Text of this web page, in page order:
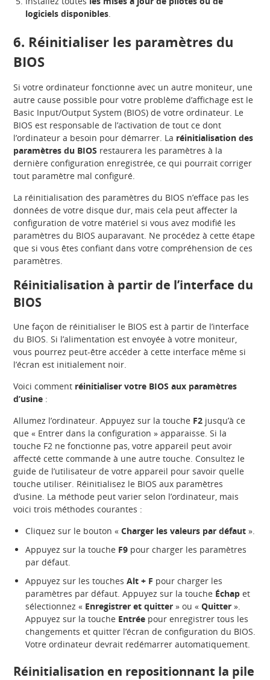
logiciels disponibles.
6. Réinitialiser les paramètres du
BIOS
Si votre ordinateur fonctionne avec un autre moniteur, une
autre cause possible pour votre problème d’affichage est le
Basic Input/Output System (BIOS) de votre ordinateur. Le
BIOS est responsable de l’activation de tout ce dont
l’ordinateur a besoin pour démarrer. La réinitialisation des
paramètres du BIOS restaurera les paramètres à la
dernière configuration enregistrée, ce qui pourrait corriger
tout paramètre mal configuré.
La réinitialisation des paramètres du BIOS n’efface pas les
données de votre disque dur, mais cela peut affecter la
configuration de votre matériel si vous avez modifié les
paramètres du BIOS auparavant. Ne procédez à cette étape
que si vous êtes confiant dans votre compréhension de ces
paramètres.
Réinitialisation à partir de l’interface du
BIOS
Une façon de réinitialiser le BIOS est à partir de l’interface
du BIOS. Si l’alimentation est envoyée à votre moniteur,
vous pourrez peut-être accéder à cette interface même si
l’écran est initialement noir.
Voici comment réinitialiser votre BIOS aux paramètres
d’usine :
Allumez l’ordinateur. Appuyez sur la touche F2 jusqu’à ce
que « Entrer dans la configuration » apparaisse. Si la
touche F2 ne fonctionne pas, votre appareil peut avoir
affecté cette commande à une autre touche. Consultez le
guide de l’utilisateur de votre appareil pour savoir quelle
touche utiliser. Réinitialisez le BIOS aux paramètres
d’usine. La méthode peut varier selon l’ordinateur, mais
voici trois méthodes courantes :
Cliquez sur le bouton «Charger les valeurs par défaut ».
Appuyez sur la touche F9 pour charger les paramètres
par défaut.
Appuyez sur les touchesAlt + F pour charger les
paramètres par défaut. Appuyez sur la touche Échap et
sélectionnez « Enregistrer et quitter » ou «Quitter ».
Appuyez sur la touche Entrée pour enregistrer tous les
changements et quitter l’écran de configuration du BIOS.
Votre ordinateur devrait redémarrer automatiquement.
Réinitialisation en repositionnant la pile